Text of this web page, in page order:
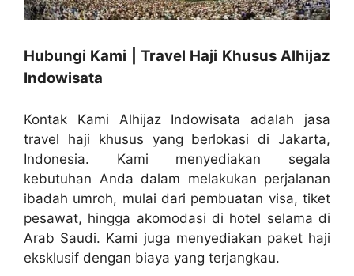
Hubungi Kami | Travel Haji Khusus Alhijaz
Indowisata
Kontak Kami Alhijaz Indowisata adalah jasa
travel haji khusus yang berlokasi di Jakarta,
Indonesia. Kami menyediakan segala
kebutuhan Anda dalam melakukan perjalanan
ibadah umroh, mulai dari pembuatan visa, tiket
pesawat, hingga akomodasi di hotel selama di
Arab Saudi. Kami juga menyediakan paket haji
eksklusif dengan biaya yang terjangkau.